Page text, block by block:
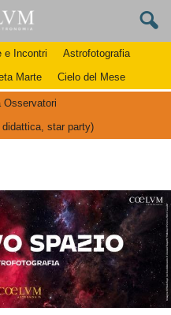
e Incontri
Astrofotografia
Marte Cielo del Mese
Osservatori
star party)